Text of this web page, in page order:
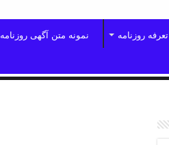
تعرفه روزنامه نمونه متن آگهی روزنامه